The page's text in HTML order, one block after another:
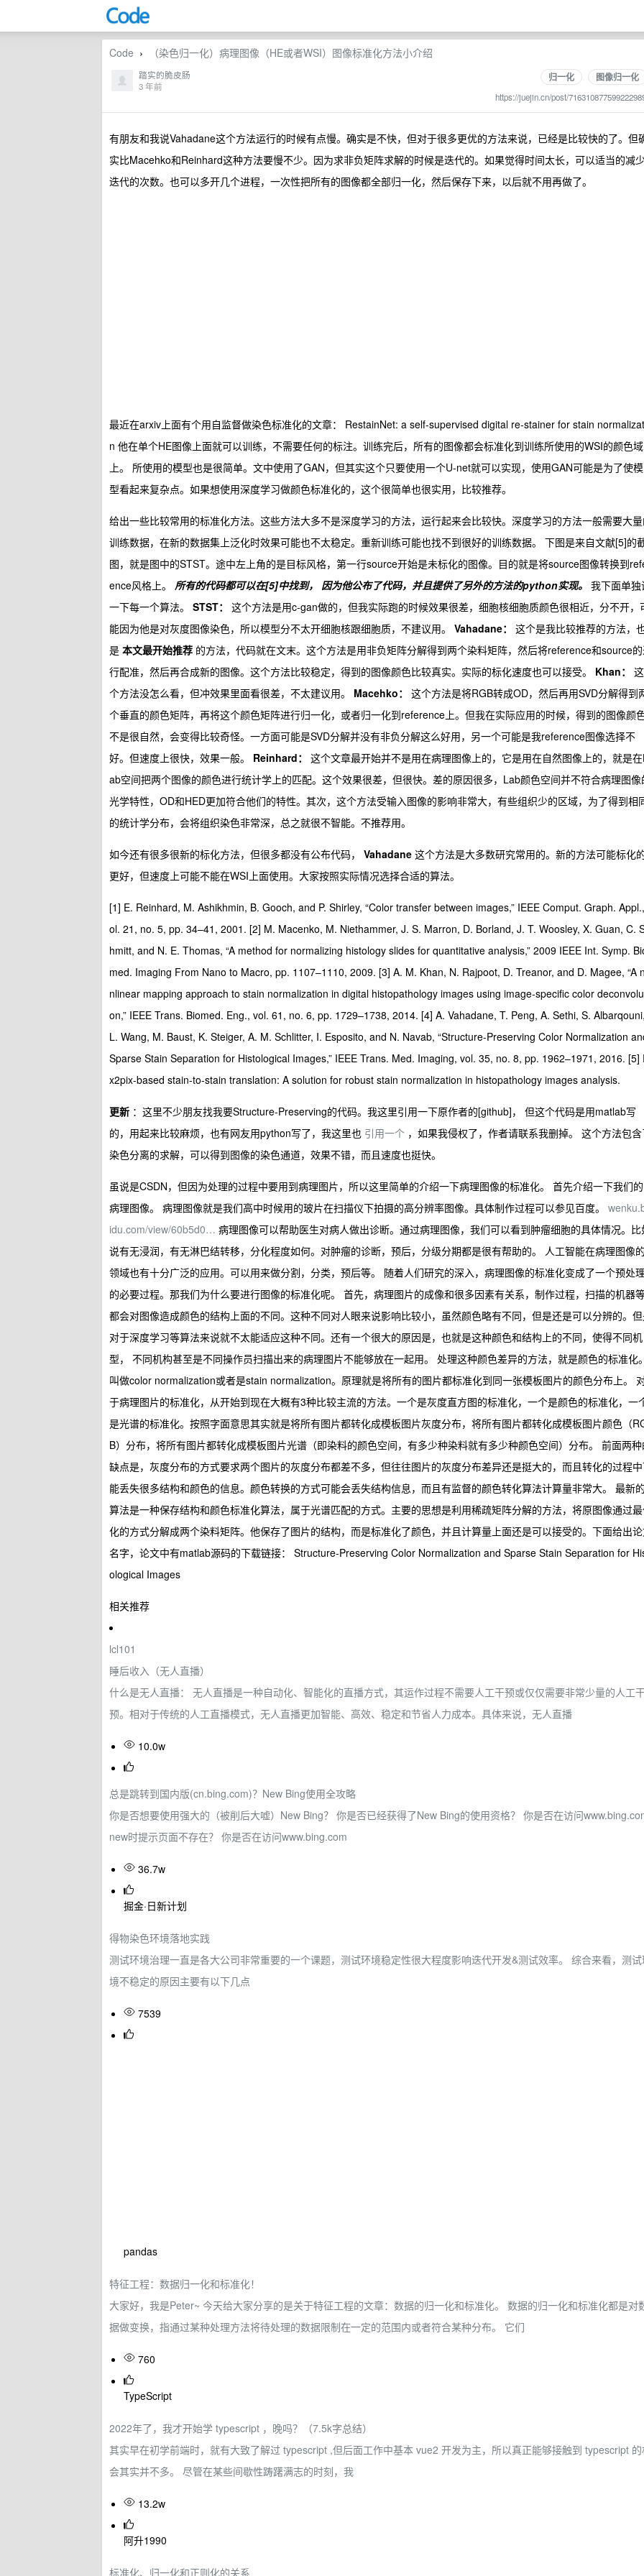
Code › （染色归一化）病理图像（HE或者WSI）图像标准化方法小介绍
归一化 图像归一化
https://juejin.cn/post/
踏实的脆皮肠
3 年前
有朋友和我说Vahadane这个方法运行的时候有点慢。确实是不快，但对于很多更优的方法来说，已经是比较快的了。但
实比Macehko和Reinhard这种方法要慢不少。因为求非负矩阵求解的时候是迭代的。如果觉得时间太长，可以适当的减
迭代的次数。也可以多开几个进程，一次性把所有的图像都全部归一化，然后保存下来，以后就不用再做了。
最近在arxiv上面有个用自监督做染色标准化的文章： RestainNet: a self-supervised digital re-stainer for stain
n 他在单个HE图像上面就可以训练，不需要任何的标注。训练完后，所有的图像都会标准化到训练所使用的WSI的颜色域
上。 所使用的模型也是很简单。文中使用了GAN，但其实这个只要使用一个U-net就可以实现，使用GAN可能是为了使模
型看起来复杂点。如果想使用深度学习做颜色标准化的，这个很简单也很实用，比较推荐。
给出一些比较常用的标准化方法。这些方法大多不是深度学习的方法，运行起来会比较快。深度学习的方法一般需要大
训练数据，在新的数据集上泛化时效果可能也不太稳定。重新训练可能也找不到很好的训练数据。 下图是来自文献[5]的
图，就是图中的STST。途中左上角的是目标风格，第一行source开始是未标化的图像。目的就是将source图像转换到
ence风格上。 所有的代码都可以在[5]中找到， 因为他公布了代码，并且提供了另外的方法的python实现。 我下面单独
一下每一个算法。 STST： 这个方法是用c-gan做的，但我实际跑的时候效果很差，细胞核细胞质颜色很相近，分不开，
能因为他是对灰度图像染色，所以模型分不太开细胞核跟细胞质，不建议用。 Vahadane： 这个是我比较推荐的方法，
是 本文最开始推荐 的方法，代码就在文末。这个方法是用非负矩阵分解得到两个染料矩阵，然后将reference和source
行配准，然后再合成新的图像。这个方法比较稳定，得到的图像颜色比较真实。实际的标化速度也可以接受。 Khan： 这
个方法没怎么看，但冲效果里面看很差，不太建议用。 Macehko： 这个方法是将RGB转成OD，然后再用SVD分解得到
个垂直的颜色矩阵，再将这个颜色矩阵进行归一化，或者归一化到reference上。但我在实际应用的时候，得到的图像颜
不是很自然，会变得比较奇怪。一方面可能是SVD分解并没有非负分解这么好用，另一个可能是我reference图像选择不
好。但速度上很快，效果一般。 Reinhard： 这个文章最开始并不是用在病理图像上的，它是用在自然图像上的，就是
ab空间把两个图像的颜色进行统计学上的匹配。这个效果很差，但很快。差的原因很多，Lab颜色空间并不符合病理图像
光学特性，OD和HED更加符合他们的特性。其次，这个方法受输入图像的影响非常大，有些组织少的区域，为了得到相
的统计学分布，会将组织染色非常深，总之就很不智能。不推荐用。
如今还有很多很新的标化方法，但很多都没有公布代码， Vahadane 这个方法是大多数研究常用的。新的方法可能标化
更好，但速度上可能不能在WSI上面使用。大家按照实际情况选择合适的算法。
[1] E. Reinhard, M. Ashikhmin, B. Gooch, and P. Shirley, “Color transfer between images,” IEEE Comput. Graph.
ol. 21, no. 5, pp. 34–41, 2001. [2] M. Macenko, M. Niethammer, J. S. Marron, D. Borland, J. T. Woosley, X. Guan, C.
hmitt, and N. E. Thomas, “A method for normalizing histology slides for quantitative analysis,” 2009 IEEE Int. Symp.
med. Imaging From Nano to Macro, pp. 1107–1110, 2009. [3] A. M. Khan, N. Rajpoot, D. Treanor, and D. Magee, “A
nlinear mapping approach to stain normalization in digital histopathology images using image-specific color
on,” IEEE Trans. Biomed. Eng., vol. 61, no. 6, pp. 1729–1738, 2014. [4] A. Vahadane, T. Peng, A. Sethi, S.
L. Wang, M. Baust, K. Steiger, A. M. Schlitter, I. Esposito, and N. Navab, “Structure-Preserving Color Normalization
Sparse Stain Separation for Histological Images,” IEEE Trans. Med. Imaging, vol. 35, no. 8, pp. 1962–1971, 2016. [5]
x2pix-based stain-to-stain translation: A solution for robust stain normalization in histopathology images analysis.
更新 ：这里不少朋友找我要Structure-Preserving的代码。我这里引用一下原作者的[github]， 但这个代码是用matlab写
的，用起来比较麻烦，也有网友用python写了，我这里也 引用一个 ，如果我侵权了，作者请联系我删掉。 这个方法包
染色分离的求解，可以得到图像的染色通道，效果不错，而且速度也挺快。
虽说是CSDN，但因为处理的过程中要用到病理图片，所以这里简单的介绍一下病理图像的标准化。 首先介绍一下我们的
病理图像。 病理图像就是我们高中时候用的玻片在扫描仪下拍摄的高分辨率图像。具体制作过程可以参见百度。
idu.com/view/60b5d0… 病理图像可以帮助医生对病人做出诊断。通过病理图像，我们可以看到肿瘤细胞的具体情况。比
说有无浸润，有无淋巴结转移，分化程度如何。对肿瘤的诊断，预后，分级分期都是很有帮助的。 人工智能在病理图像
领域也有十分广泛的应用。可以用来做分割，分类，预后等。 随着人们研究的深入，病理图像的标准化变成了一个预处
的必要过程。那我们为什么要进行图像的标准化呢。 首先，病理图片的成像和很多因素有关系，制作过程，扫描的机器
都会对图像造成颜色的结构上面的不同。这种不同对人眼来说影响比较小，虽然颜色略有不同，但是还是可以分辨的。
对于深度学习等算法来说就不太能适应这种不同。还有一个很大的原因是，也就是这种颜色和结构上的不同，使得不同机
型， 不同机构甚至是不同操作员扫描出来的病理图片不能够放在一起用。 处理这种颜色差异的方法，就是颜色的标准化
叫做color normalization或者是stain normalization。原理就是将所有的图片都标准化到同一张模板图片的颜色分布上。
于病理图片的标准化，从开始到现在大概有3种比较主流的方法。一个是灰度直方图的标准化，一个是颜色的标准化，一
是光谱的标准化。按照字面意思其实就是将所有图片都转化成模板图片灰度分布，将所有图片都转化成模板图片颜色（
B）分布，将所有图片都转化成模板图片光谱（即染料的颜色空间，有多少种染料就有多少种颜色空间）分布。 前面两
缺点是，灰度分布的方式要求两个图片的灰度分布都差不多，但往往图片的灰度分布差异还是挺大的，而且转化的过程
能丢失很多结构和颜色的信息。颜色转换的方式可能会丢失结构信息，而且有监督的颜色转化算法计算量非常大。 最新
算法是一种保存结构和颜色标准化算法，属于光谱匹配的方式。主要的思想是利用稀疏矩阵分解的方法，将原图像通过
化的方式分解成两个染料矩阵。他保存了图片的结构，而是标准化了颜色，并且计算量上面还是可以接受的。下面给出
名字，论文中有matlab源码的下载链接： Structure-Preserving Color Normalization and Sparse Stain Separation for
ological Images
相关推荐
lcl101
睡后收入（无人直播）
什么是无人直播： 无人直播是一种自动化、智能化的直播方式，其运作过程不需要人工干预或仅仅需要非常少量的人工
预。相对于传统的人工直播模式，无人直播更加智能、高效、稳定和节省人力成本。具体来说，无人直播
10.0w
总是跳转到国内版(cn.bing.com)？New Bing使用全攻略
你是否想要使用强大的（被削后大嘘）New Bing？ 你是否已经获得了New Bing的使用资格？ 你是否在访问
new时提示页面不存在？ 你是否在访问www.bing.com
36.7w
掘金·日新计划
得物染色环境落地实践
测试环境治理一直是各大公司非常重要的一个课题，测试环境稳定性很大程度影响迭代开发&测试效率。 综合来看，测
境不稳定的原因主要有以下几点
7539
pandas
特征工程：数据归一化和标准化！
大家好，我是Peter~ 今天给大家分享的是关于特征工程的文章：数据的归一化和标准化。 数据的归一化和标准化都是对
据做变换，指通过某种处理方法将待处理的数据限制在一定的范围内或者符合某种分布。 它们
760
TypeScript
2022年了，我才开始学 typescript ，晚吗？（7.5k字总结）
其实早在初学前端时，就有大致了解过 typescript ,但后面工作中基本 vue2 开发为主，所以真正能够接触到 typescript
会其实并不多。 尽管在某些间歇性踌躇满志的时刻，我
13.2w
阿升1990
标准化、归一化和正则化的关系